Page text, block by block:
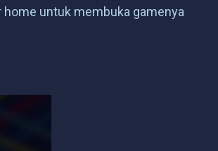
home untuk membuka gamenya